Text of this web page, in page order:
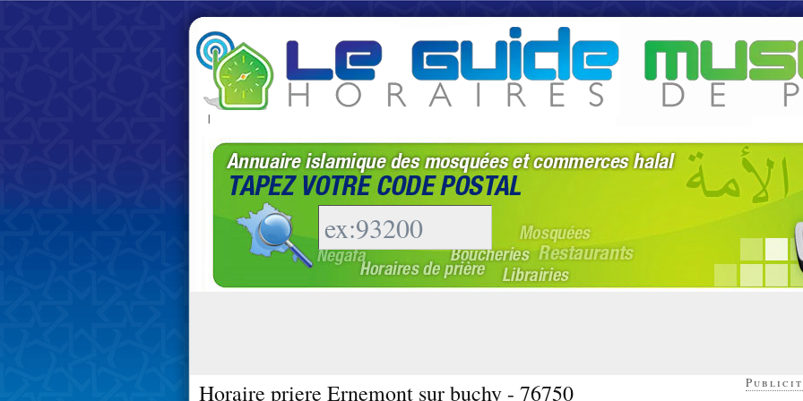
|
Horaire priere Ernemont sur buchy - 76750